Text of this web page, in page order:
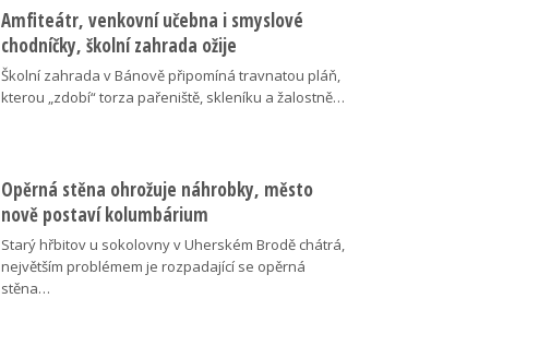
Amfiteátr, venkovní učebna i smyslové
chodníčky, školní zahrada ožije
Školní zahrada v Bánově připomíná travnatou pláň,
kterou „zdobí“ torza pařeniště, skleníku a žalostně…
Opěrná stěna ohrožuje náhrobky, město
nově postaví kolumbárium
Starý hřbitov u sokolovny v Uherském Brodě chátrá,
největším problémem je rozpadající se opěrná
stěna…